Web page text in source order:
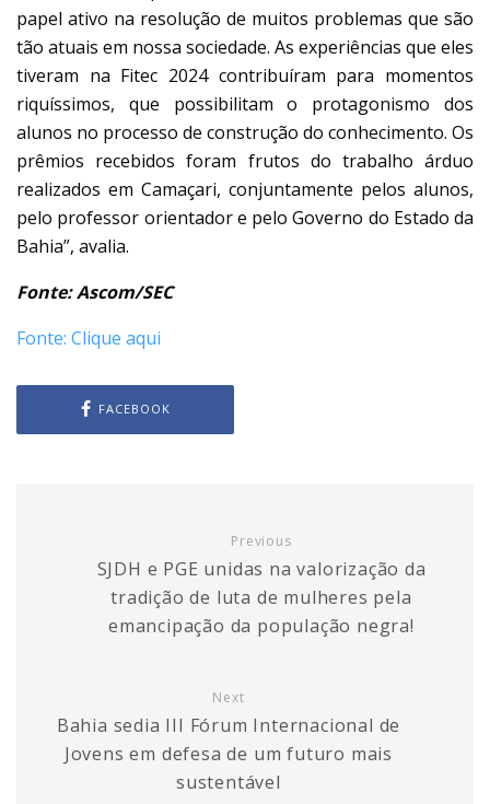
papel ativo na resolução de muitos problemas que são
tão atuais em nossa sociedade. As experiências que eles
tiveram na Fitec 2024 contribuíram para momentos
riquíssimos, que possibilitam o protagonismo dos
alunos no processo de construção do conhecimento. Os
prêmios recebidos foram frutos do trabalho árduo
realizados em Camaçari, conjuntamente pelos alunos,
pelo professor orientador e pelo Governo do Estado da
Bahia”, avalia.
Fonte: Ascom/SEC
Fonte: Clique aqui
FACEBOOK
Previous
SJDH e PGE unidas na valorização da
tradição de luta de mulheres pela
emancipação da população negra!
Next
Bahia sedia III Fórum Internacional de
Jovens em defesa de um futuro mais
sustentável